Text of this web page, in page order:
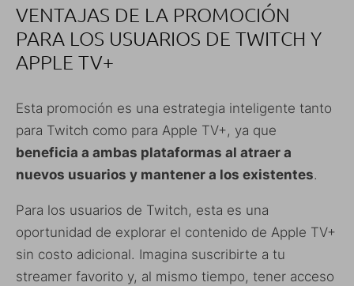
VENTAJAS DE LA PROMOCIÓN
PARA LOS USUARIOS DE TWITCH Y
APPLE TV+
Esta promoción es una estrategia inteligente tanto
para Twitch como para Apple TV+, ya que
beneficia a ambas plataformas al atraer a
nuevos usuarios y mantener a los existentes.
Para los usuarios de Twitch, esta es una
oportunidad de explorar el contenido de Apple TV+
sin costo adicional. Imagina suscribirte a tu
streamer favorito y, al mismo tiempo, tener acceso